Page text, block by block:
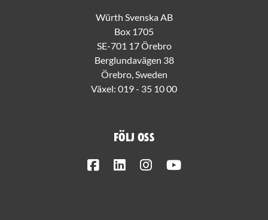
Würth Svenska AB
Box 1705
SE-701 17 Örebro
Berglundavägen 38
Örebro, Sweden
Växel: 019 - 35 10 00
Följ oss
FacebookLinkedInInstagram